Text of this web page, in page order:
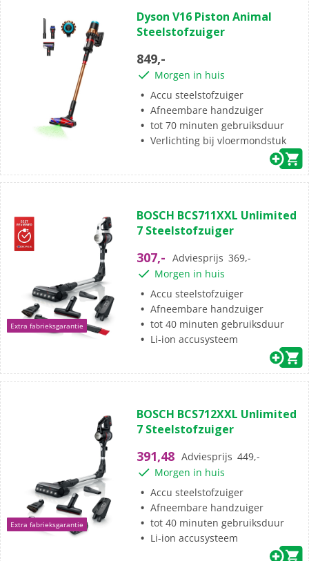
van
de
sterren.
12
beoordelingen
Dyson V16 Piston Animal
Steelstofzuiger
849,-
Morgen in huis
Accu steelstofzuiger
Afneembare handzuiger
tot 70 minuten gebruiksduur
Verlichting bij vloermondstuk
Extra fabrieksgarantie
van
de
sterren.
133
beoordelingen
BOSCH BCS711XXL Unlimited
7 Steelstofzuiger
307,- Adviesprijs 369,-
Morgen in huis
Accu steelstofzuiger
Afneembare handzuiger
tot 40 minuten gebruiksduur
Li-ion accusysteem
Extra fabrieksgarantie
van
de
sterren.
72
beoordelingen
BOSCH BCS712XXL Unlimited
7 Steelstofzuiger
391,48 Adviesprijs 449,-
Morgen in huis
Accu steelstofzuiger
Afneembare handzuiger
tot 40 minuten gebruiksduur
Li-ion accusysteem